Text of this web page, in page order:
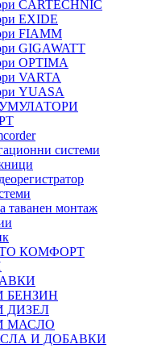
CARTECHNIC
EXIDE
FIAMM
GIGAWATT
OPTIMA
VARTA
YUASA
системи
таванен монтаж
КОМФОРТ
БЕНЗИН
ДИЗЕЛ
МАСЛО
И ДОБАВКИ